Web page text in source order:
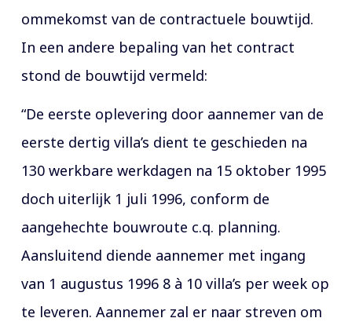
ommekomst van de contractuele bouwtijd.
In een andere bepaling van het contract
stond de bouwtijd vermeld:
“De eerste oplevering door aannemer van de
eerste dertig villa’s dient te geschieden na
130 werkbare werkdagen na 15 oktober 1995
doch uiterlijk 1 juli 1996, conform de
aangehechte bouwroute c.q. planning.
Aansluitend diende aannemer met ingang
van 1 augustus 1996 8 à 10 villa’s per week op
te leveren. Aannemer zal er naar streven om